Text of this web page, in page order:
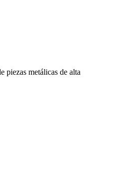
piezas metálicas de alta